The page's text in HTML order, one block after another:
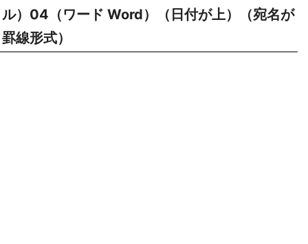
ル）04（ワード Word）（日付が上）（宛名が
罫線形式）